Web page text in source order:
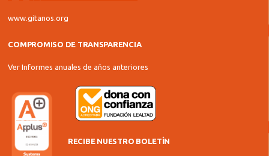
www.gitanos.org
COMPROMISO DE TRANSPARENCIA
Ver Informes anuales de años anteriores
RECIBE NUESTRO BOLETÍN